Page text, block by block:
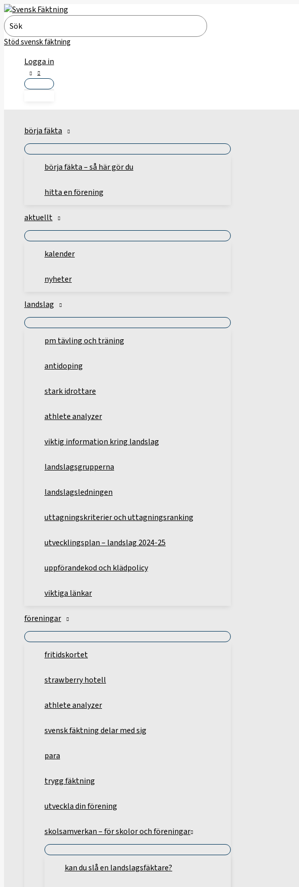
Hoppa
till
innehåll
Search
for:
Stöd svensk fäktning
Logga in
börja fäkta
börja fäkta – så här gör du
hitta en förening
aktuellt
kalender
nyheter
landslag
pm tävling och träning
antidoping
stark idrottare
athlete analyzer
viktig information kring landslag
landslagsgrupperna
landslagsledningen
uttagningskriterier och uttagningsranking
utvecklingsplan – landslag 2024-25
uppförandekod och klädpolicy
viktiga länkar
föreningar
fritidskortet
strawberry hotell
athlete analyzer
svensk fäktning delar med sig
para
trygg fäktning
utveckla din förening
skolsamverkan – för skolor och föreningar
kan du slå en landslagsfäktare?